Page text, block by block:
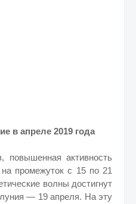
в апреле 2019 года
повышенная активность
промежуток с 15 по 21
волны достигнут
— 19 апреля. На эту